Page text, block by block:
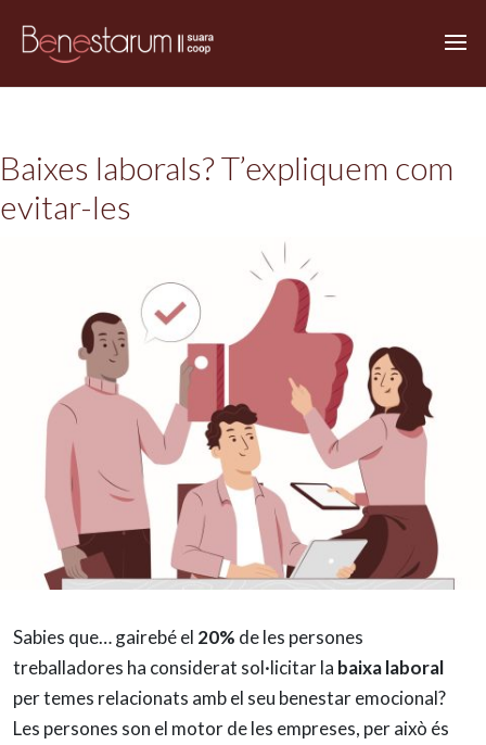
Baixes laborals? T’expliquem com
evitar-les
Sabies que… gairebé el 20% de les persones
treballadores ha considerat sol·licitar la baixa laboral
per temes relacionats amb el seu benestar emocional?
Les persones son el motor de les empreses, per això és